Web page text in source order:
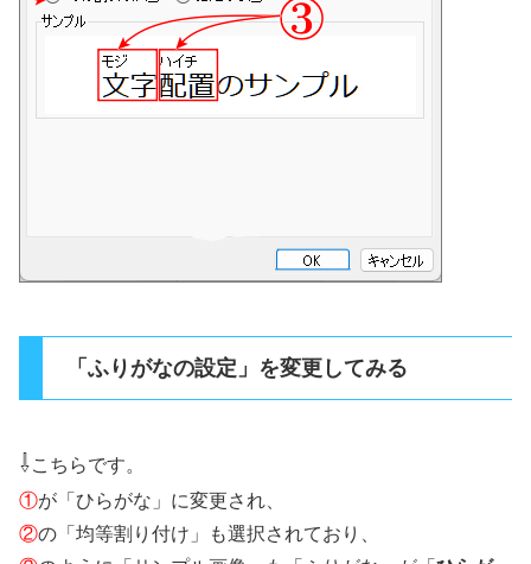
「ふりがなの設定」を変更してみる
⇩こちらです。
①が「ひらがな」に変更され、
②の「均等割り付け」も選択されており、